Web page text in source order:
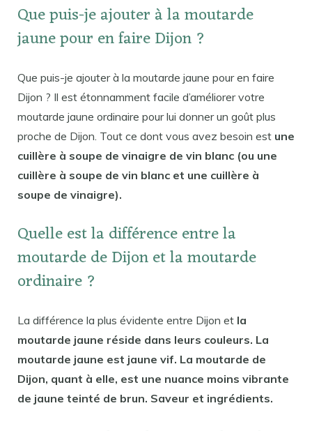
Que puis-je ajouter à la moutarde
jaune pour en faire Dijon ?
Que puis-je ajouter à la moutarde jaune pour en faire
Dijon ? Il est étonnamment facile d’améliorer votre
moutarde jaune ordinaire pour lui donner un goût plus
proche de Dijon. Tout ce dont vous avez besoin est une
cuillère à soupe de vinaigre de vin blanc (ou une
cuillère à soupe de vin blanc et une cuillère à
soupe de vinaigre).
Quelle est la différence entre la
moutarde de Dijon et la moutarde
ordinaire ?
La différence la plus évidente entre Dijon et la
moutarde jaune réside dans leurs couleurs. La
moutarde jaune est jaune vif. La moutarde de
Dijon, quant à elle, est une nuance moins vibrante
de jaune teinté de brun. Saveur et ingrédients.